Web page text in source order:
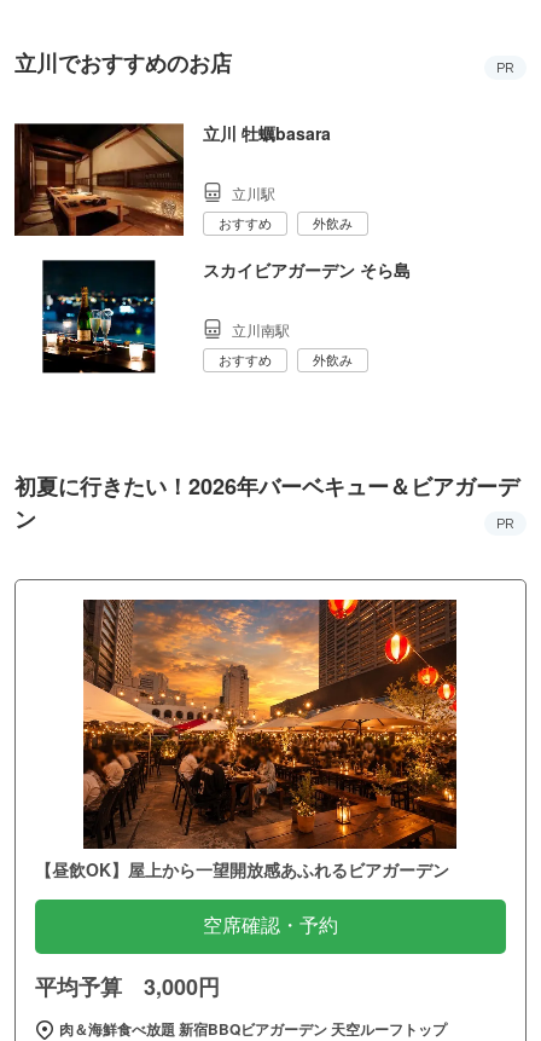
立川でおすすめのお店 PR
立川 牡蠣basara
立川駅
おすすめ 外飲み
スカイビアガーデン そら島
立川南駅
おすすめ 外飲み
初夏に行きたい！2026年バーベキュー＆ビアガーデ
ン
PR
【昼飲OK】屋上から一望開放感あふれるビアガーデン
空席確認・予約
平均予算 3,000円
肉＆海鮮食べ放題 新宿BBQビアガーデン 天空ルーフトップ